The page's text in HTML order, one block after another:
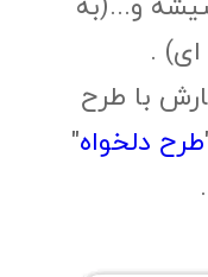
.
با طرح
طرح دلخواه"